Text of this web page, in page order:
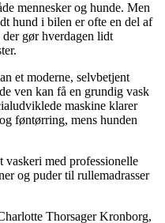
mennesker og hunde. Men
hund i bilen er ofte en del af
gør hverdagen lidt
et moderne, selvbetjent
ven kan få en grundig vask
maskine klarer
føntørring, mens hunden
vaskeri med professionelle
og puder til rullemadrasser
Thorsager Kronborg,